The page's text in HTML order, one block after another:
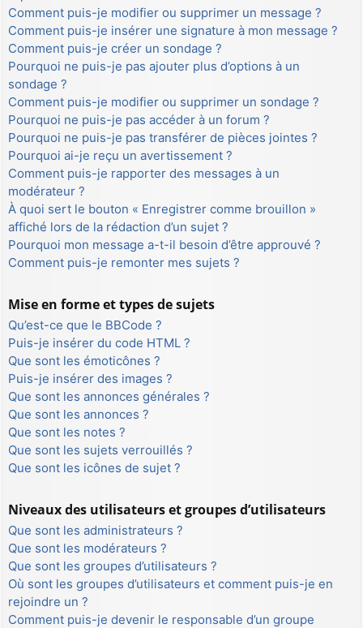
Comment puis-je modifier ou supprimer un message ?
Comment puis-je insérer une signature à mon message ?
Comment puis-je créer un sondage ?
Pourquoi ne puis-je pas ajouter plus d’options à un
sondage ?
Comment puis-je modifier ou supprimer un sondage ?
Pourquoi ne puis-je pas accéder à un forum ?
Pourquoi ne puis-je pas transférer de pièces jointes ?
Pourquoi ai-je reçu un avertissement ?
Comment puis-je rapporter des messages à un
modérateur ?
À quoi sert le bouton « Enregistrer comme brouillon »
affiché lors de la rédaction d’un sujet ?
Pourquoi mon message a-t-il besoin d’être approuvé ?
Comment puis-je remonter mes sujets ?
Mise en forme et types de sujets
Qu’est-ce que le BBCode ?
Puis-je insérer du code HTML ?
Que sont les émoticônes ?
Puis-je insérer des images ?
Que sont les annonces générales ?
Que sont les annonces ?
Que sont les notes ?
Que sont les sujets verrouillés ?
Que sont les icônes de sujet ?
Niveaux des utilisateurs et groupes d’utilisateurs
Que sont les administrateurs ?
Que sont les modérateurs ?
Que sont les groupes d’utilisateurs ?
Où sont les groupes d’utilisateurs et comment puis-je en
rejoindre un ?
Comment puis-je devenir le responsable d’un groupe